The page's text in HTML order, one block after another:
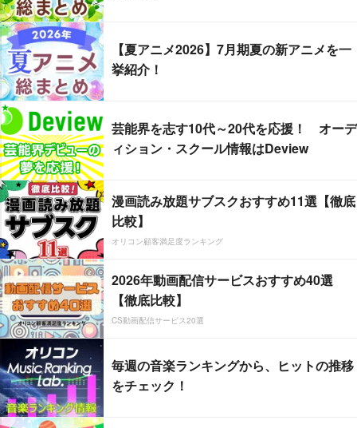
【夏アニメ2026】7月期夏の新アニメを一
挙紹介！
芸能界を志す10代～20代を応援！ オーデ
ィション・スクール情報はDeview
漫画読み放題サブスクおすすめ11選【徹底
比較】
オリコン顧客満足度ランキング
2026年動画配信サービスおすすめ40選
【徹底比較】
CS動画配信サービス20選
毎週の音楽ランキングから、ヒットの推移
をチェック！